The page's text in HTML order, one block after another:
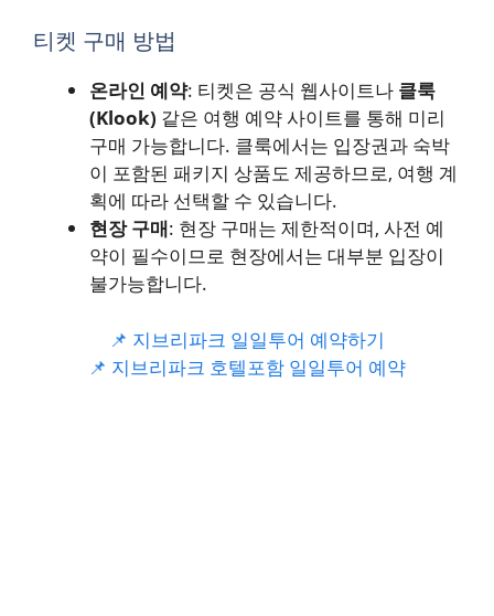
티켓 구매 방법
온라인 예약: 티켓은 공식 웹사이트나 클룩
(Klook) 같은 여행 예약 사이트를 통해 미리
구매 가능합니다. 클룩에서는 입장권과 숙박
이 포함된 패키지 상품도 제공하므로, 여행 계
획에 따라 선택할 수 있습니다.
현장 구매: 현장 구매는 제한적이며, 사전 예
약이 필수이므로 현장에서는 대부분 입장이
불가능합니다.
📌 지브리파크 일일투어 예약하기
📌 지브리파크 호텔포함 일일투어 예약